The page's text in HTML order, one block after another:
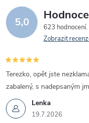
5,0
623 hodnocení
Zobrazit
Lenka
19.7.2026
Terezko, opět jste
zabalený, s nadepsaným